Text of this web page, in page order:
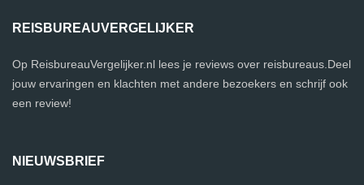
REISBUREAUVERGELIJKER
Op ReisbureauVergelijker.nl lees je reviews over reisbureaus.Deel
jouw ervaringen en klachten met andere bezoekers en schrijf ook
een review!
NIEUWSBRIEF